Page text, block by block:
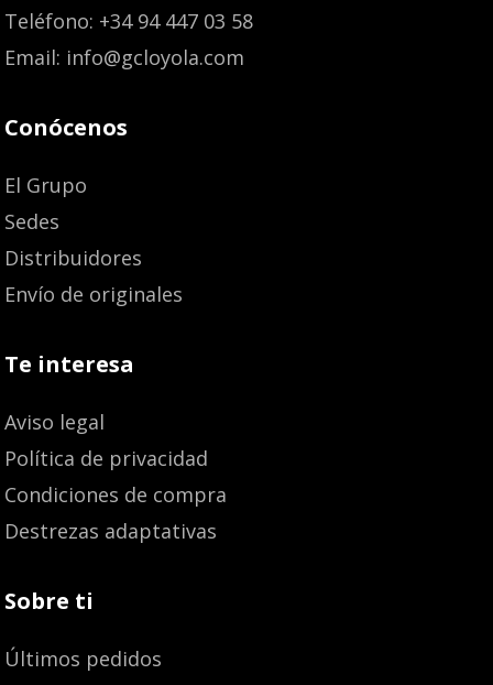
Teléfono: +34 94 447 03 58
Email: info@gcloyola.com
Conócenos
El Grupo
Sedes
Distribuidores
Envío de originales
Te interesa
Aviso legal
Política de privacidad
Condiciones de compra
Destrezas adaptativas
Sobre ti
Últimos pedidos